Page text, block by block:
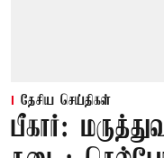
தேசிய செய்திகள்
பீகார்: